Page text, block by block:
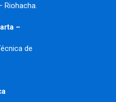
Riohacha.
–
de